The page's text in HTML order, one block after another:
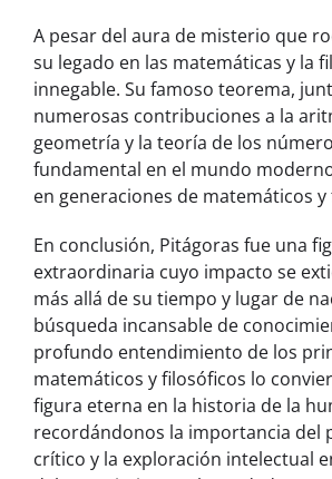
A pesar del aura de misterio que
su legado en las matemáticas y la
innegable. Su famoso teorema,
numerosas contribuciones a la
geometría y la teoría de los
fundamental en el mundo
en generaciones de matemáticos y
En conclusión, Pitágoras fue una
extraordinaria cuyo impacto se
más allá de su tiempo y lugar de
búsqueda incansable de
profundo entendimiento de los
matemáticos y filosóficos lo
figura eterna en la historia de la
recordándonos la importancia del
crítico y la exploración intelectual